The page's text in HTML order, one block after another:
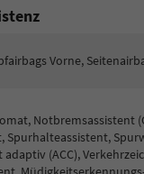
Vorne,
Notbremsassistent
Spurhalteassistent,
(ACC),